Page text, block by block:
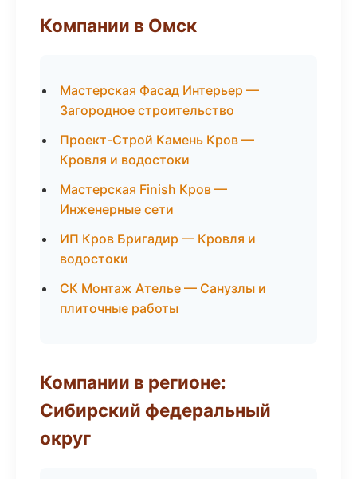
Компании в Омск
Мастерская Фасад Интерьер —
Загородное строительство
Проект-Строй Камень Кров —
Кровля и водостоки
Мастерская Finish Кров —
Инженерные сети
ИП Кров Бригадир — Кровля и
водостоки
СК Монтаж Ателье — Санузлы и
плиточные работы
Компании в регионе:
Сибирский федеральный
округ